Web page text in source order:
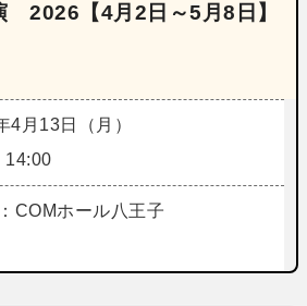
2026【4月2日～5月8日】
4月13日（月）
14:00
COMホール八王子